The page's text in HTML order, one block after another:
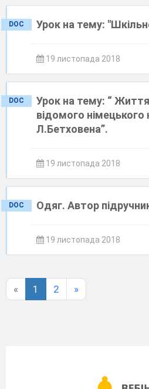
DOC Урок на тему:
19 листопада 2018
DOC
Урок на тему: “
відомого
Л.Бетховена”.
19 листопада 2018
DOC Одяг. Автор
19 листопада 2018
« 1 2 »